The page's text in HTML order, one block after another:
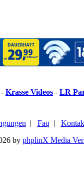
- Krasse Videos - LR
| Faq |
by phplinX Media